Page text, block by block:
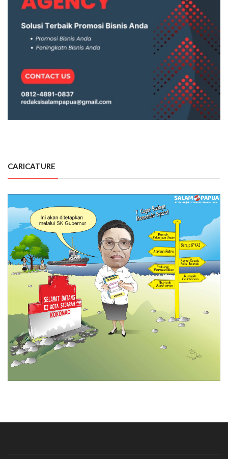
CARICATURE